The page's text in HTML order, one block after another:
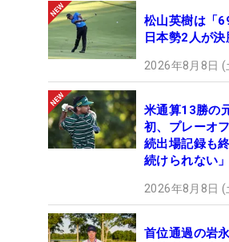
松山英樹は「
日本勢2人が決
2026年8月8日 (
米通算13勝の
初、プレーオ
続出場記録も
続けられない」
2026年8月8日 (
首位通過の岩